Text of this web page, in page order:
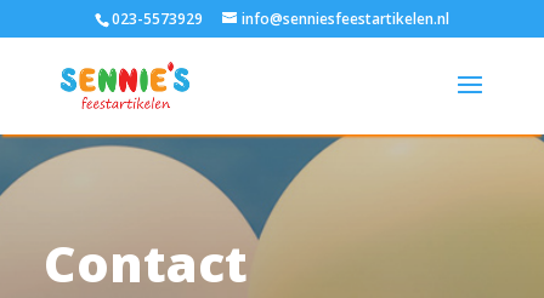
023-5573929 info@senniesfeestartikelen.nl
Contact